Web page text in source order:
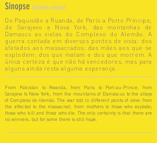
Sinopse Synopsis sinopsis
Do Paquistão a Ruanda, de Paris a Porto Príncipe,
de Sarajevo a Nova York, das montanhas de
Damasco as vielas do Complexo do Alemão. A
guerra contada em diversos pontos de vista: dos
afetados aos massacrados; das mães aos que se
explodem; dos que matam e dos que morrem. A
única certeza é que não há vencedores, mas para
alguns ainda resta alguma esperança.
From Pakistan to Rwanda, from Paris to Port-au-Prince, from
Sarajevo to New York, from the mountains of Damascus to the alleys
of Complexo do Alemão. The war told in different points of view: from
the affected to the massacred; from mothers to those who explode;
those who kill and those who die. The only certainty is that there are
no winners, but for some there is still hope.